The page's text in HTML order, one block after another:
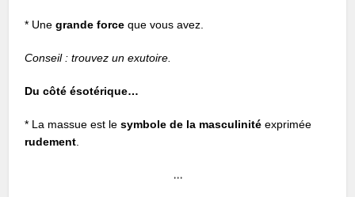
* Unegrande force que vous avez.
Conseil : trouvez un exutoire.
Du côté ésotérique…
* La massue est lesymbole de la masculinité exprimée
rudement.
…